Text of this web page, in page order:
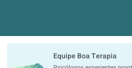
Equipe Boa Terapia